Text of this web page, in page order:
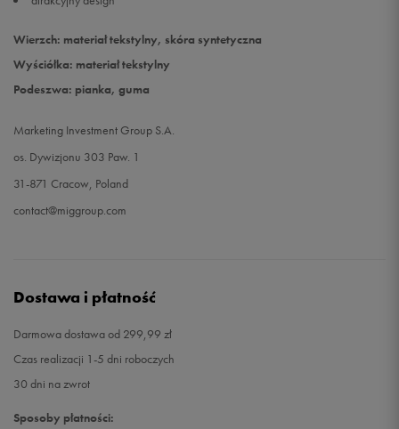
Wierzch: materiał tekstylny, skóra syntetyczna
Wyściółka: materiał tekstylny
Podeszwa: pianka, guma
Marketing Investment Group S.A.
os. Dywizjonu 303 Paw. 1
31-871 Cracow, Poland
contact@miggroup.com
Dostawa i płatność
Darmowa dostawa od 299,99 zł
Czas realizacji 1-5 dni roboczych
30 dni na zwrot
Sposoby płatności: